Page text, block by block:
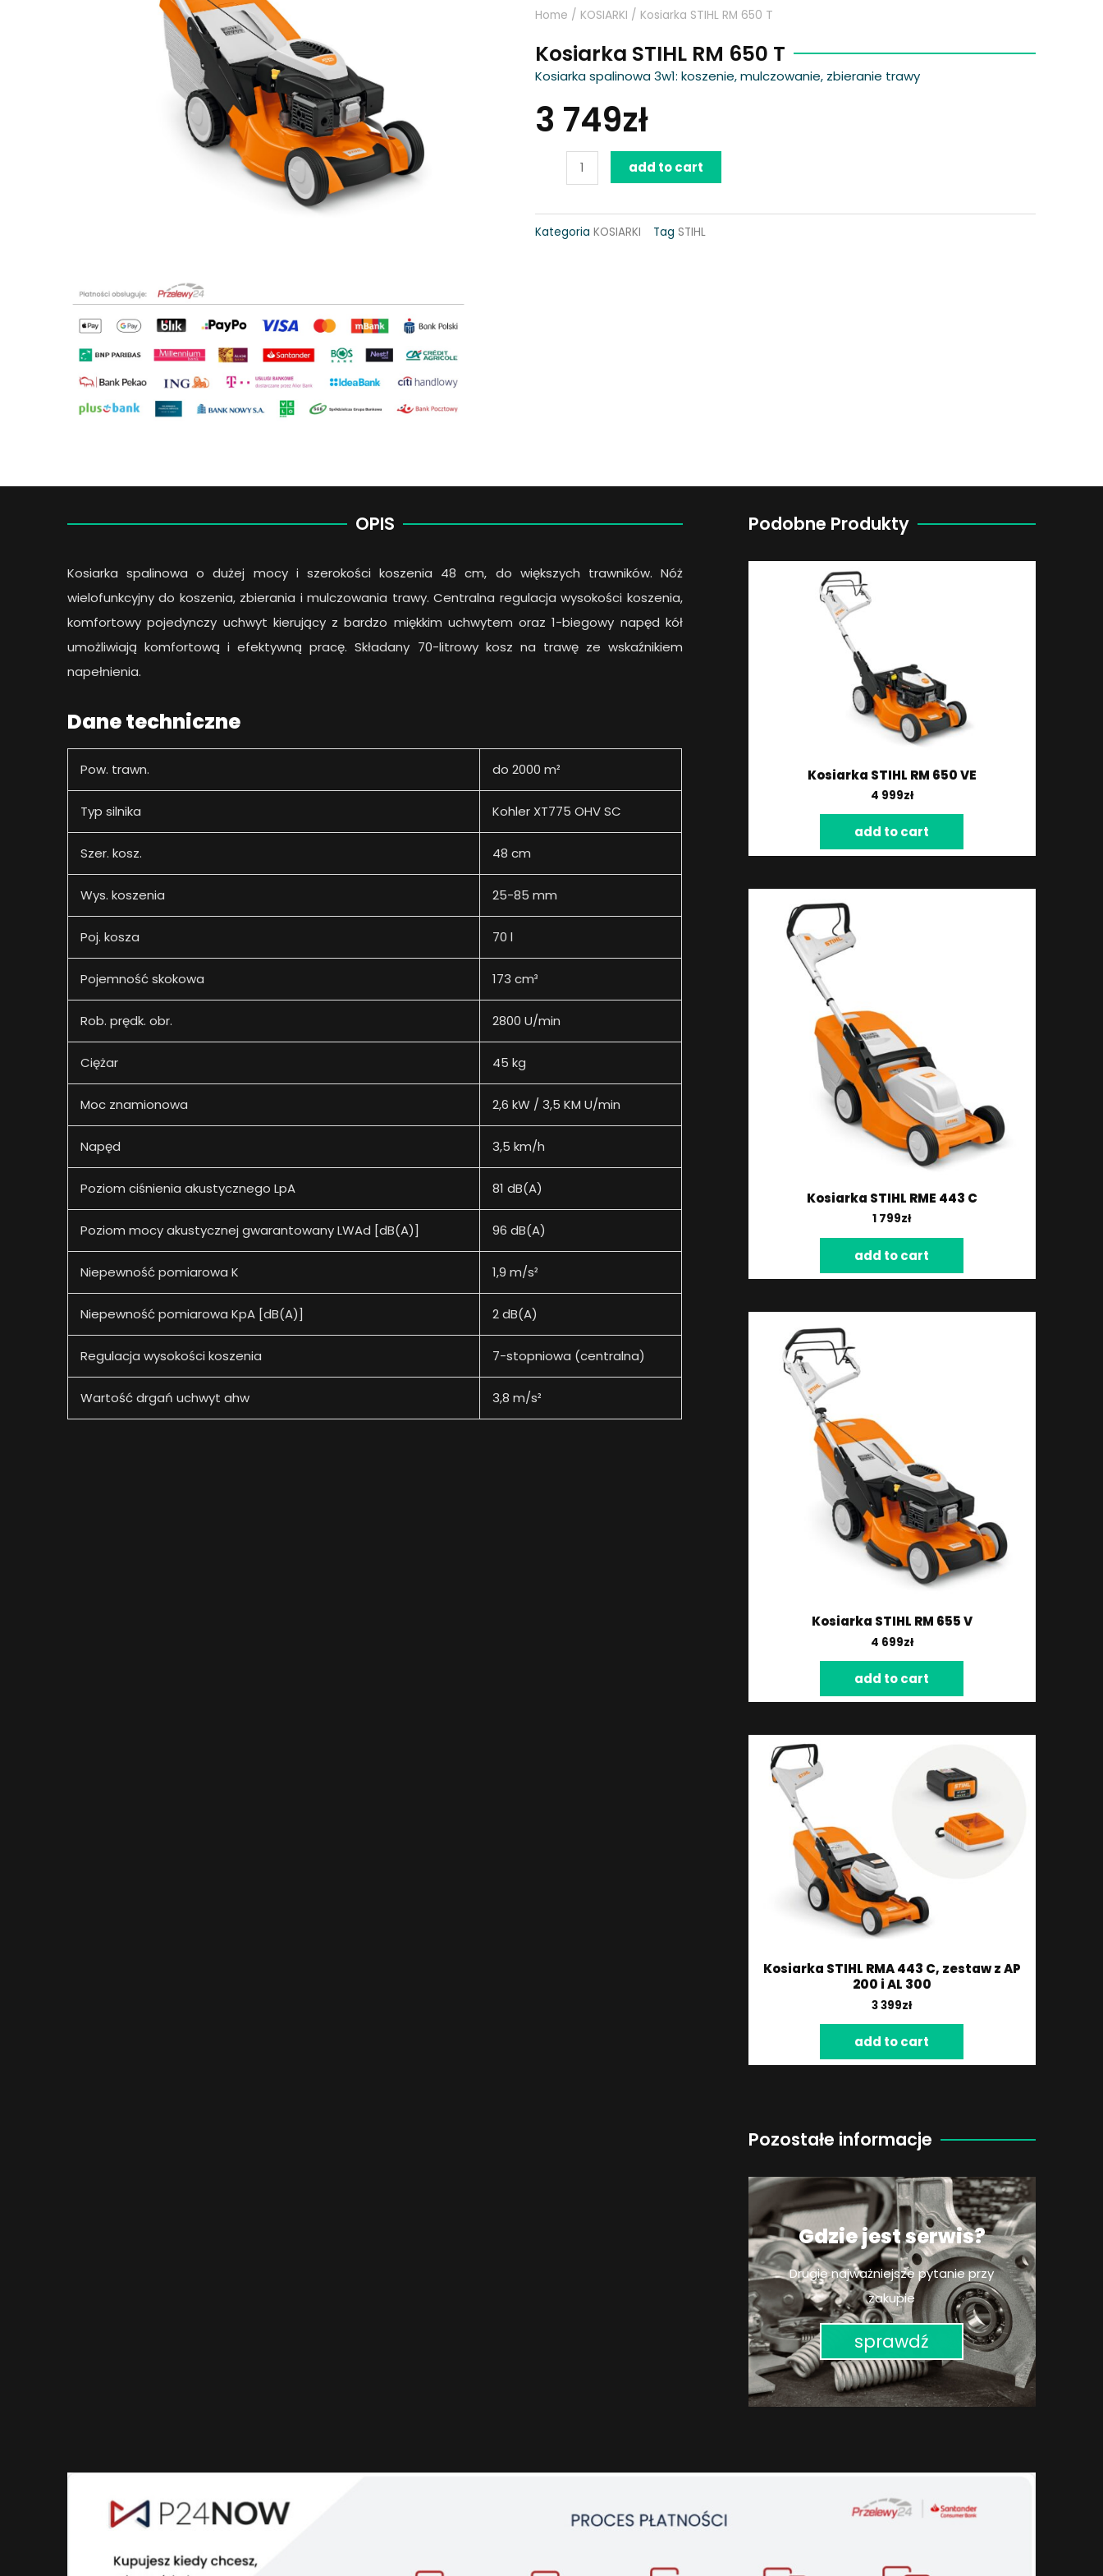
Home / KOSIARKI / Kosiarka STIHL RM 650 T
Kosiarka STIHL RM 650 T
Kosiarka spalinowa 3w1: koszenie, mulczowanie, zbieranie trawy
3 749zł
Kosiarka
RM
650
add to cart
Kategoria KOSIARKI Tag STIHL
OPIS
Kosiarka spalinowa o dużej mocy i szerokości koszenia 48 cm, do większych trawników. Nóż
wielofunkcyjny do koszenia, zbierania i mulczowania trawy. Centralna regulacja wysokości koszenia,
komfortowy pojedynczy uchwyt kierujący z bardzo miękkim uchwytem oraz 1-biegowy napęd kół
umożliwiają komfortową i efektywną pracę. Składany 70-litrowy kosz na trawę ze wskaźnikiem
napełnienia.
Dane techniczne
Pow. trawn. do 2000 m²
Typ silnika Kohler XT775 OHV SC
Szer. kosz. 48 cm
Wys. koszenia 25-85 mm
Poj. kosza 70 l
Pojemność skokowa 173 cm³
Rob. prędk. obr. 2800 U/min
Ciężar 45 kg
Moc znamionowa 2,6 kW / 3,5 KM U/min
Napęd 3,5 km/h
Poziom ciśnienia akustycznego LpA 81 dB(A)
Poziom mocy akustycznej gwarantowany LWAd [dB(A)] 96 dB(A)
Niepewność pomiarowa K 1,9 m/s²
Niepewność pomiarowa KpA [dB(A)] 2 dB(A)
Regulacja wysokości koszenia 7-stopniowa (centralna)
Wartość drgań uchwyt ahw 3,8 m/s²
Podobne Produkty
Kosiarka STIHL RM 650 VE
4 999zł
add to cart
Kosiarka STIHL RME 443 C
1 799zł
add to cart
Kosiarka STIHL RM 655 V
4 699zł
add to cart
Kosiarka STIHL RMA 443 C, zestaw z AP
200 i AL 300
3 399zł
add to cart
Pozostałe informacje
Gdzie jest serwis?
Drugie najważniejsze pytanie przy
zakupie
sprawdź